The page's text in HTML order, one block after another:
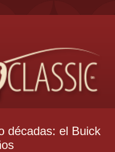
décadas: el Buick